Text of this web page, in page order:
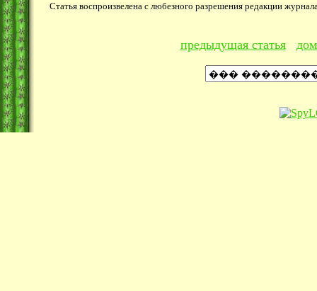
Статья воспроизвелена с любезного разрешения редакции
предыдущая статья